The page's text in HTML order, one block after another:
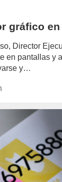
gráfico
Director
en pantallas y
y…